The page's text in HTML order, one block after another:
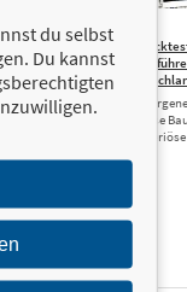
22,00 €
kuriose
du selbst
Du kannst